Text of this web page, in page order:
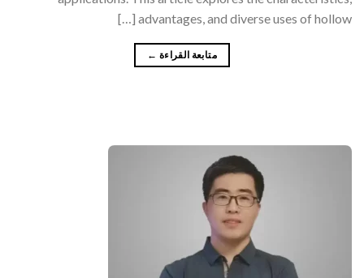
advantages, and diverse uses of hollow […]
متابعة القراءة ←